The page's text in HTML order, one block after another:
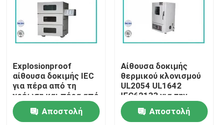
Εξοπλισμός δοκιμής ευφλέκτου
οδηγημένος ελαφρύς εξοπλισμός δοκιμής
Έλεγχος δάχτυλων δοκιμής
Explosionproof
αίθουσα δοκιμής IEC
για πέρα από τη
χρέωση και πέρα από
την απαλλαγή
Αποστολή
Αίθουσα δοκιμής
θερμικού κλονισμού
UL2054 UL1642
IEC62133 για την
μπαταρία της EV
Αποστολή